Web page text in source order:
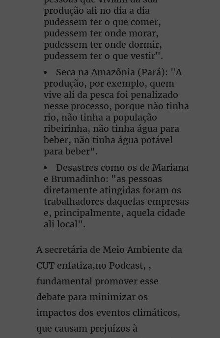
produção ali no dia a dia
pudessem ter o que comer,
pudessem ter onde morar,
pudessem ter onde dormir,
pudessem ter o que vestir".
Seca na Amazônia (Pará): "A
produção, por exemplo, quem
vive ali da pesca foi penalizado
nesse processo, porque não tinha
rio, não tinha a população
ribeirinha, não tinha água para
beber, não tinha água potável
para beber".
Desastres como os de Mariana
e Brumadinho: "as pessoas
diretamente atingidas foram os
trabalhadores daquelas empresas
e, principalmente, aquela cidade
ali local".
A secretária de Meio Ambiente da
CUT enfatiza,no Podcast, ,
fundamental promover esse
debate para minimizar os
impactos dos eventos climáticos,
que causam prejuízos à